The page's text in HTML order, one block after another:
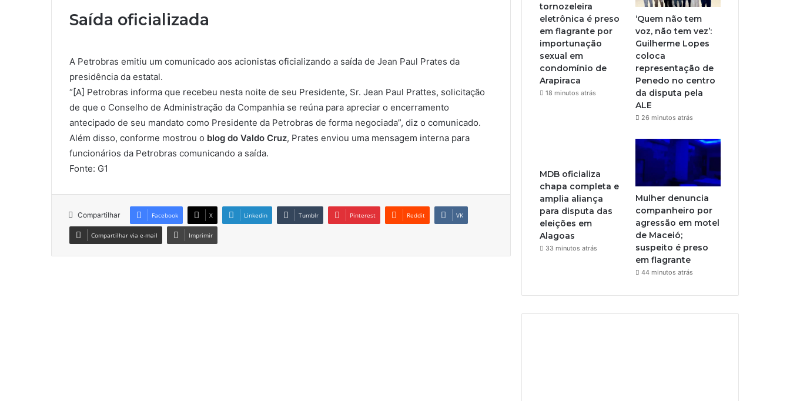
Saída oficializada
A Petrobras emitiu um comunicado aos acionistas oficializando a saída de Jean Paul Prates da
presidência da estatal.
“[A] Petrobras informa que recebeu nesta noite de seu Presidente, Sr. Jean Paul Prattes, solicitação
de que o Conselho de Administração da Companhia se reúna para apreciar o encerramento
antecipado de seu mandato como Presidente da Petrobras de forma negociada”, diz o comunicado.
Além disso, conforme mostrou o blog do Valdo Cruz, Prates enviou uma mensagem interna para
funcionários da Petrobras comunicando a saída.
Fonte: G1
Compartilhar Facebook X Linkedin Tumblr Pinterest Reddit VK
Compartilhar via e-mail Imprimir
tornozeleira
eletrônica é preso
em flagrante por
importunação
sexual em
condomínio de
Arapiraca
18 minutos atrás
‘Quem não tem
voz, não tem vez’:
Guilherme Lopes
coloca
representação de
Penedo no centro
da disputa pela
ALE
26 minutos atrás
MDB oficializa
chapa completa e
amplia aliança
para disputa das
eleições em
Alagoas
33 minutos atrás
Mulher denuncia
companheiro por
agressão em motel
de Maceió;
suspeito é preso
em flagrante
44 minutos atrás